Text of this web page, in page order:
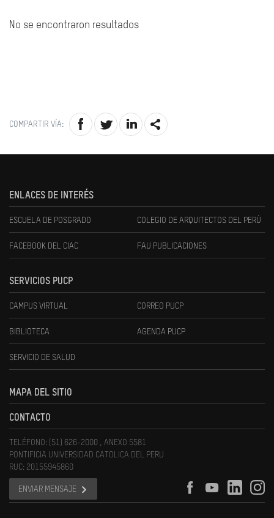
No se encontraron resultados
COMPARTIR VÍA:
ENLACES DE INTERÉS
ESCUELA DE POSGRADO COLEGIO DE ARQUITECTOS DEL PERÚ
FACEBOOK DEL CIAC FAU PUBLICACIONES
SERVICIOS PUCP
CAMPUS VIRTUAL CORREO PUCP
BIBLIOTECA AGENDA PUCP
SERVICIO DE SALUD
MAPA DEL SITIO
CONTACTO
TELÉFONO: (51) 626-2000 , ANEXO 5581
PONTIFICIA UNIVERSIDAD CATOLICA DEL PERU
RUC: 20155945860
ENVIAR MENSAJE